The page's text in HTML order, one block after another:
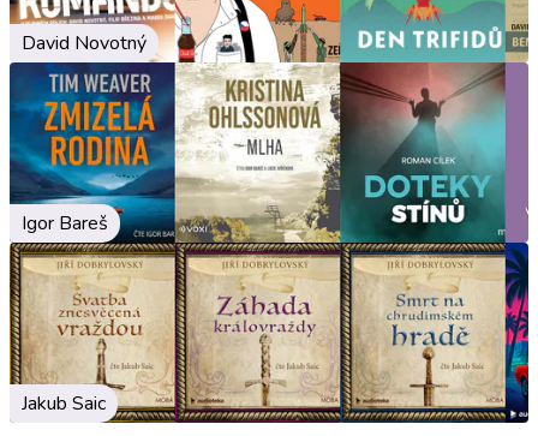
David Novotný
Igor Bareš
Jakub Saic